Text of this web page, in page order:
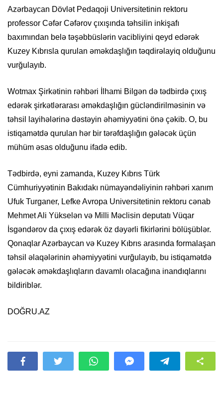
Azərbaycan Dövlət Pedaqoji Universitetinin rektoru
professor Cəfər Cəfərov çıxışında təhsilin inkişafı
baxımından belə təşəbbüslərin vacibliyini qeyd edərək
Kuzey Kıbrısla qurulan əməkdaşlığın təqdirəlayiq olduğunu
vurğulayıb.
Wotmax Şirkətinin rəhbəri İlhami Bilgən də tədbirdə çıxış
edərək şirkətlərarası əməkdaşlığın gücləndirilməsinin və
təhsil layihələrinə dəstəyin əhəmiyyətini önə çəkib. O, bu
istiqamətdə qurulan hər bir tərəfdaşlığın gələcək üçün
mühüm əsas olduğunu ifadə edib.
Tədbirdə, eyni zamanda, Kuzey Kıbrıs Türk
Cümhuriyyətinin Bakıdakı nümayəndəliyinin rəhbəri xanım
Ufuk Turganer, Lefke Avropa Universitetinin rektoru cənab
Mehmet Ali Yükselən və Milli Məclisin deputatı Vüqar
İsgəndərov da çıxış edərək öz dəyərli fikirlərini bölüşüblər.
Qonaqlar Azərbaycan və Kuzey Kıbrıs arasında formalaşan
təhsil əlaqələrinin əhəmiyyətini vurğulayıb, bu istiqamətdə
gələcək əməkdaşlıqların davamlı olacağına inandıqlarını
bildiriblər.
DOĞRU.AZ